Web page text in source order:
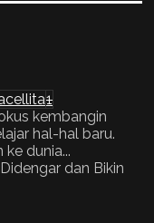
1
kembangin
hal-hal baru.
dunia...